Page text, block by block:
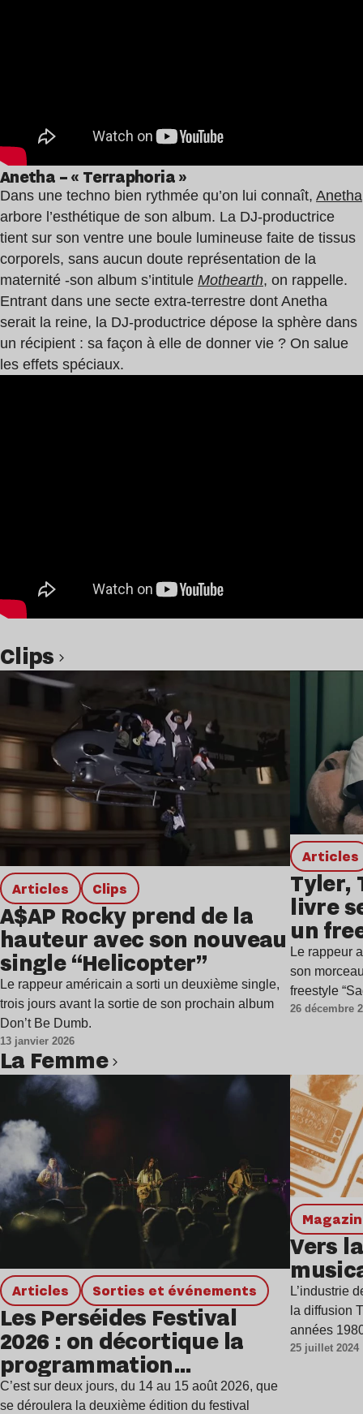
Anetha – « Terraphoria »
Dans une techno bien rythmée qu’on lui connaît, Anetha
arbore l’esthétique de son album. La DJ-productrice
tient sur son ventre une boule lumineuse faite de tissus
corporels, sans aucun doute représentation de la
maternité -son album s’intitule Mothearth, on rappelle.
Entrant dans une secte extra-terrestre dont Anetha
serait la reine, la DJ-productrice dépose la sphère dans
un récipient : sa façon à elle de donner vie ? On salue
les effets spéciaux.
clips
Articles clips
A$AP Rocky prend de la
hauteur avec son nouveau
single “Helicopter”
Le rappeur américain a sorti un deuxième single,
trois jours avant la sortie de son prochain album
Don’t Be Dumb.
13 janvier 2026
Articles
Tyler,
livre
un
remix
Le rappeur
son
freestyle
26 décembre
La Femme
Articles Sorties et événements
Les Perséides Festival
2026 : on décortique la
programmation
étincelante
C’est sur deux jours, du 14 au 15 août 2026, que
se déroulera la deuxième édition du festival
Vers
L’industrie
la diffusion
années
25 juillet 2024
Lire l’article